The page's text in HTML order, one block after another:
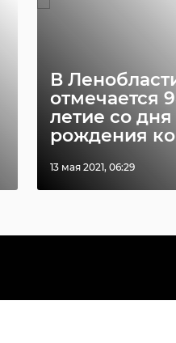
В
отмечается
летие со дня
рождения
13 мая 2021, 06:29